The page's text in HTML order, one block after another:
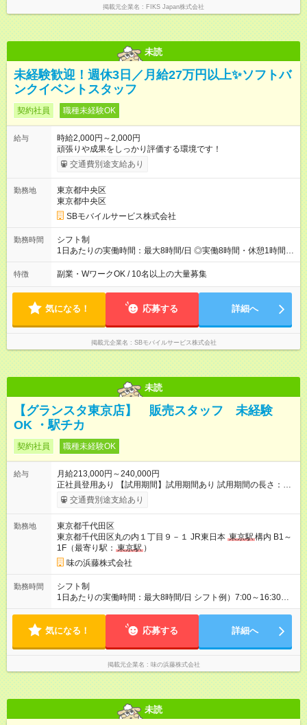
掲載元企業名 FIKS Japan株式会社
未読
未経験歓迎！週休3日／月給27万円以上✨ソフトバ
ンクイベントスタッフ
契約社員 職種未経験OK
給与
時給2,000円～2,000円
頑張りや成果をしっかり評価する環境です！
交通費別途支給あり
勤務地
東京都中央区
東京都中央区
SBモバイルサービス株式会社
勤務時間
シフト制
1日あたりの実働時間：最大8時間/日 ◎実働8時間・休憩1時間 ◎
残業は月平均5時間程度です
特徴 副業・WワークOK / 10名以上の大量募集
気になる！ 応募する 詳細へ
掲載元企業名 SBモバイルサービス株式会社
未読
【グランスタ東京店】 販売スタッフ 未経験
OK ・駅チカ
契約社員 職種未経験OK
給与
月給213,000円～240,000円
正社員登用あり 【試用期間】試用期間あり 試用期間の長さ：2
ヶ月 雇用形態、給与は本採用時と同じです。
交通費別途支給あり
勤務地
東京都千代田区
東京都千代田区丸の内１丁目９－１ JR東日本 東京駅構内 B1～
1F（最寄り駅： 東京駅 ）
味の浜藤株式会社
勤務時間
シフト制
1日あたりの実働時間：最大8時間/日 シフト例）7:00～16:30
13:00～22:30 など （休憩90分） 残業平均月10時間以内
気になる！ 応募する 詳細へ
掲載元企業名 味の浜藤株式会社
未読